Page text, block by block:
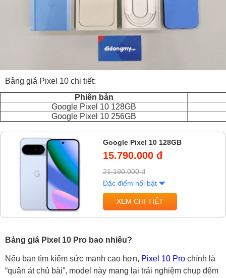
Bảng giá Pixel 10 chi tiết:
Phiên bản
Google Pixel 10 128GB
Google Pixel 10 256GB
Google Pixel 10 128GB
15.790.000 đ
21.190.000 đ
Đặc điểm nổi bật
XEM CHI TIẾT
Bảng giá Pixel 10 Pro bao nhiêu?
Nếu bạn tìm kiếm sức mạnh cao hơn, Pixel 10 Pro chính là
“quân át chủ bài”, model này mang lại trải nghiệm chụp đêm